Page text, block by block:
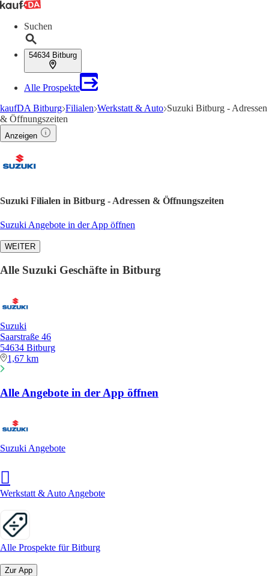
Suchen
54634 Bitburg
Alle Prospekte
kaufDA Bitburg Filialen Werkstatt & Auto Suzuki Bitburg - Adressen
& Öffnungszeiten
Anzeigen
Suzuki Filialen in Bitburg - Adressen & Öffnungszeiten
Suzuki Angebote in der App öffnen
WEITER
Alle Suzuki Geschäfte in Bitburg
Suzuki
Saarstraße 46
54634 Bitburg
1,67 km
Alle Angebote in der App öffnen
Suzuki Angebote
Werkstatt & Auto Angebote
Alle Prospekte für Bitburg
Zur App